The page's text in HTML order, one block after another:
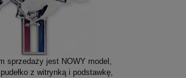
sprzedaży jest NOWY model,
z witrynką i podstawkę,